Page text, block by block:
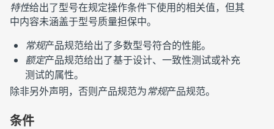
特性给出了型号在规定操作条件下使用的相关值，但其
中内容未涵盖于型号质量担保中。
常规产品规范给出了多数型号符合的性能。
额定产品规范给出了基于设计、一致性测试或补充
测试的属性。
除非另外声明，否则产品规范为常规产品规范。
条件